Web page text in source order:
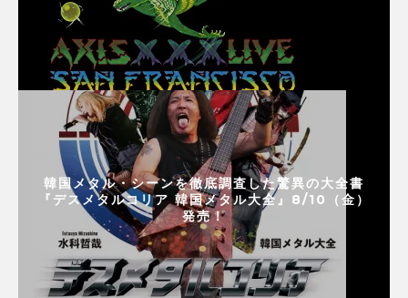
韓国メタル・シーンを徹底調査した驚異の大全書
『デスメタルコリア 韓国メタル大全』8/10（金）
発売！